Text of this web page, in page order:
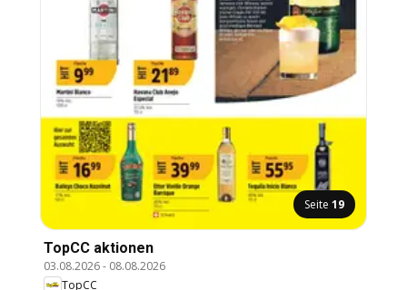
Seite 19
TopCC aktionen
03.08.2026- 08.08.2026
TopCC